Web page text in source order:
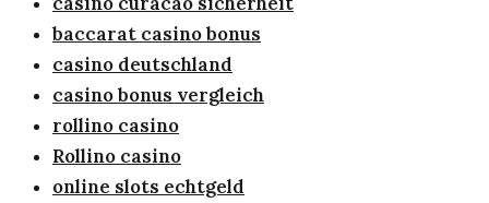
baccarat casino bonus
casino deutschland
casino bonus vergleich
rollino casino
Rollino casino
online slots echtgeld